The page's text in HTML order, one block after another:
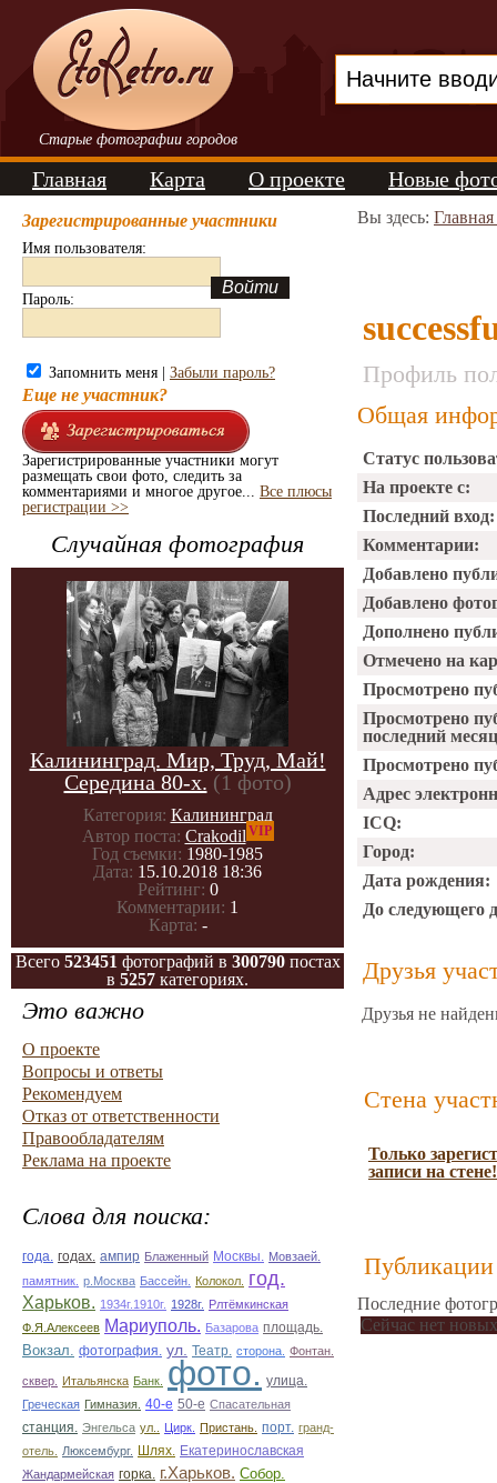
Старые фотографии городов
Главная Карта О проекте Новые
Зарегистрированные участники
Имя пользователя:
Пароль:
Запомнить меня | Забыли пароль?
Еще не участник?
Зарегистрированные участники могут
размещать свои фото, следить за
комментариями и многое другое... Все плюсы
регистрации >>
Случайная фотография
Калининград. Мир, Труд, Май!
Середина 80-х. (1 фото)
Категория: Калининград
Автор поста: Crakodil VIP
Год съемки: 1980-1985
Дата: 15.10.2018 18:36
Рейтинг: 0
Комментарии: 1
Карта: -
Всего 523451 фотографий в 300790постах
в 5257 категориях.
Это важно
О проекте
Вопросы и ответы
Рекомендуем
Отказ от ответственности
Правообладателям
Реклама на проекте
Слова для поиска:
года. годах. ампир Блаженный Москвы.
Мовзаей.
памятник. р.Москва Бассейн. Колокол. год.
Харьков. 1934г.1910г. 1928г. Рлтёмкинская
Ф.Я.Алексеев Мариуполь. Базарова площадь.
Вокзал. фотография. ул. Театр. сторона. Фонтан.
сквер. Итальянска Банк. фото. улица.
Греческая Гимназия. 40-е 50-е Спасательная
станция.
Энгельса ул.. Цирк. Пристань. порт. гранд-
отель.
Люксембург. Шлях. Екатеринославская
Жандармейская горка. г.Харьков. Собор.
Вы здесь:
Профиль
Общая
Статус
На проекте с:
Последний вход:
Комментарии:
Добавлено
Добавлено
Дополнено
Отмечено на
Просмотрено
Просмотрено
последний
Просмотрено
Адрес
ICQ:
Город:
Дата рождения:
До следующего
Друзья
Друзья не
Стена
Только
записи на стене!
Публикации
Последние
Сейчас нет